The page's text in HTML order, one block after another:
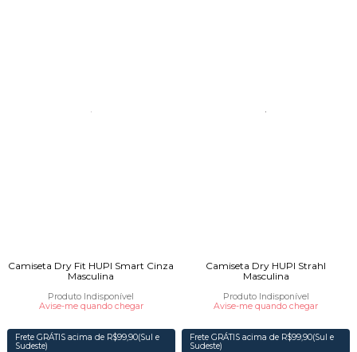
Camiseta Dry Fit HUPI Smart Cinza
Masculina
Produto Indisponível
Avise-me quando chegar
Frete GRÁTIS acima de R$99,90(Sul e
Sudeste)
Camiseta Dry HUPI Strahl
Masculina
Produto Indisponível
Avise-me quando chegar
Frete GRÁTIS acima de R$99,90(Sul e
Sudeste)